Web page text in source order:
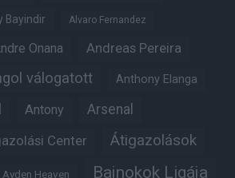
Bayindir Alvaro Fernandez
Onana Andreas Pereira
válogatott Anthony Elanga
Antony Arsenal
Center Átigazolások
Ayden Heaven Bajnokok Ligája